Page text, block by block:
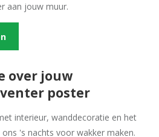
aan jouw muur.
over jouw
poster
interieur, wanddecoratie en het
's nachts voor wakker maken.